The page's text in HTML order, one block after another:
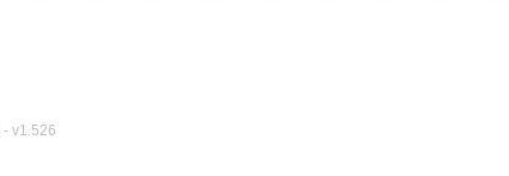
- v1.526